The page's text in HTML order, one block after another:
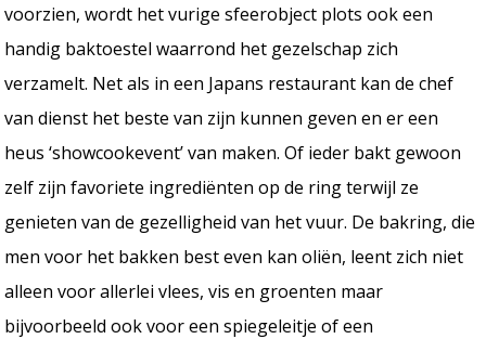
voorzien, wordt het vurige sfeerobject plots ook een
handig baktoestel waarrond het gezelschap zich
verzamelt. Net als in een Japans restaurant kan de chef
van dienst het beste van zijn kunnen geven en er een
heus ‘showcookevent’ van maken. Of ieder bakt gewoon
zelf zijn favoriete ingrediënten op de ring terwijl ze
genieten van de gezelligheid van het vuur. De bakring, die
men voor het bakken best even kan oliën, leent zich niet
alleen voor allerlei vlees, vis en groenten maar
bijvoorbeeld ook voor een spiegeleitje of een